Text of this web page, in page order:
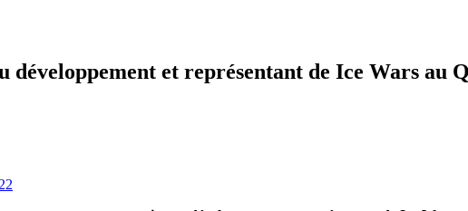
développement et représentant de Ice Wars au